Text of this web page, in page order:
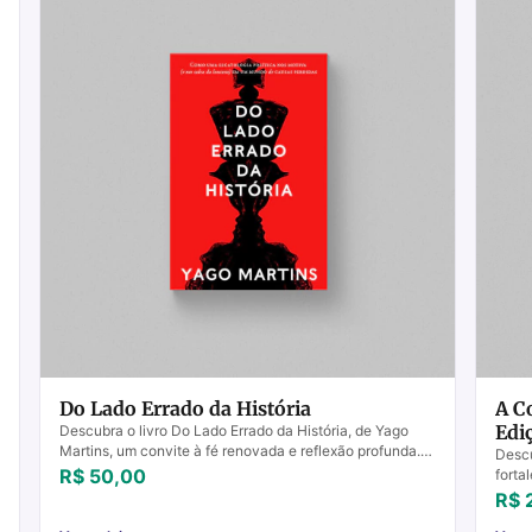
Do Lado Errado da História
Descubra o livro Do Lado Errado da História, de Yago
Martins, um convite à fé renovada e reflexão profunda.
Compre já!
R$ 50,00
A
R$